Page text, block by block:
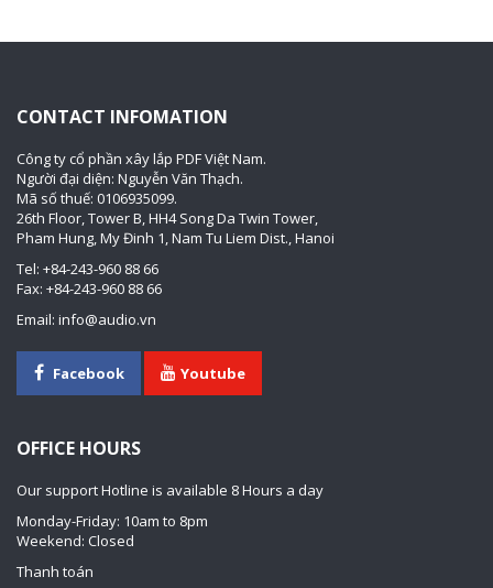
CONTACT INFOMATION
Công ty cổ phần xây lắp PDF Việt Nam.
Người đại diện: Nguyễn Văn Thạch.
Mã số thuế: 0106935099.
26th Floor, Tower B, HH4 Song Da Twin Tower,
Pham Hung, My Đinh 1, Nam Tu Liem Dist., Hanoi
Tel: +84-243-960 88 66
Fax: +84-243-960 88 66
Email: info@audio.vn
Facebook Youtube
OFFICE HOURS
Our support Hotline is available 8 Hours a day
Monday-Friday: 10am to 8pm
Weekend: Closed
Thanh toán